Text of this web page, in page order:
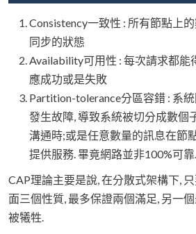
Consistency一致性 : 所有節點上
同步的狀態
Availability可用性 : 每次請求都能
應成功或是失敗
Partition-tolerance分區容錯 : 系
發生故障, 導致系統被切分成數個
溝通時;或是任意數量的訊息在節
提供服務. 畢竟網路並非100%可靠.
CAP理論主要是說, 在分散式架構下,
面三個性質, 最多保證兩個滿足, 另一
被犧牲.